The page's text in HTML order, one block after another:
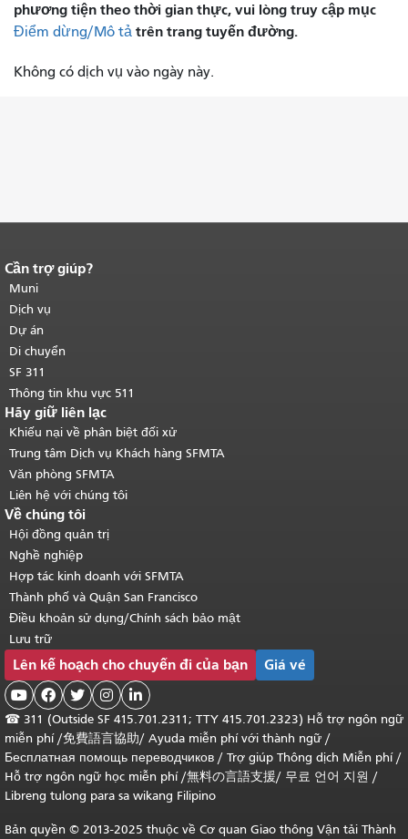
phương tiện theo thời gian thực, vui lòng truy cập mục
Điểm dừng/Mô tả trên trang tuyến đường.
Không có dịch vụ vào ngày này.
Kết thúc nội dung trang.
của trang này được lặp lại trên mọi
trang.Quay lại đầu trang nội dung
chính.
Cần trợ giúp?
Muni
Dịch vụ
Dự án
Di chuyển
SF 311
Thông tin khu vực 511
Hãy giữ liên lạc
Khiếu nại về phân biệt đối xử
Trung tâm Dịch vụ Khách hàng SFMTA
Văn phòng SFMTA
Liên hệ với chúng tôi
Về chúng tôi
Hội đồng quản trị
Nghề nghiệp
Hợp tác kinh doanh với SFMTA
Thành phố và Quận San Francisco
Điều khoản sử dụng/Chính sách bảo mật
Lưu trữ
Lên kế hoạch cho chuyến đi của bạn Giá vé
    
☎ 311 (Outside SF 415.701.2311; TTY 415.701.2323) Hỗ trợ ngôn ngữ
miễn phí /免費語言協助/ Ayuda miễn phí với thành ngữ /
Бесплатная помощь переводчиков / Trợ giúp Thông dịch Miễn phí/
Hỗ trợ ngôn ngữ học miễn phí/無料の言語支援/ 무료 언어 지원 /
Libreng tulong para sa wikang Filipino
Bản quyền © 2013-2025 thuộc về Cơ quan Giao thông Vận tải Thành